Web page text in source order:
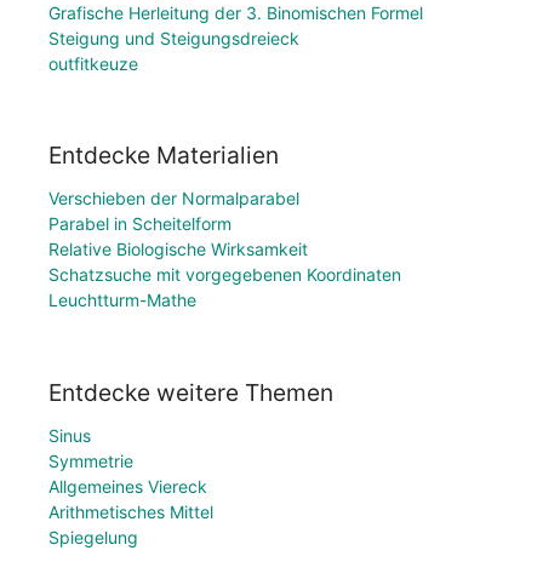
Grafische Herleitung der 3. Binomischen Formel
Steigung und Steigungsdreieck
outfitkeuze
Entdecke Materialien
Verschieben der Normalparabel
Parabel in Scheitelform
Relative Biologische Wirksamkeit
Schatzsuche mit vorgegebenen Koordinaten
Leuchtturm-Mathe
Entdecke weitere Themen
Sinus
Symmetrie
Allgemeines Viereck
Arithmetisches Mittel
Spiegelung